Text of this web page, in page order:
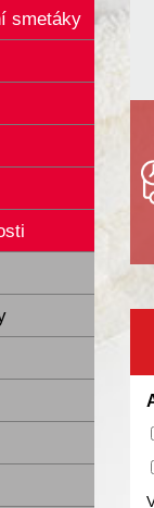
smetáky